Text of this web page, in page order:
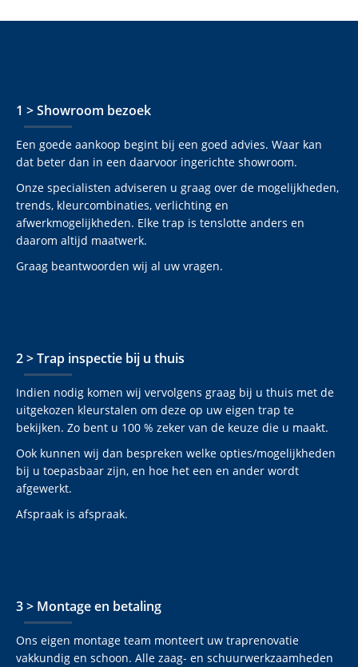
1 > Showroom bezoek
Een goede aankoop begint bij een goed advies. Waar kan
dat beter dan in een daarvoor ingerichte showroom.
Onze specialisten adviseren u graag over de mogelijkheden,
trends, kleurcombinaties, verlichting en
afwerkmogelijkheden. Elke trap is tenslotte anders en
daarom altijd maatwerk.
Graag beantwoorden wij al uw vragen.
2 > Trap inspectie bij u thuis
Indien nodig komen wij vervolgens graag bij u thuis met de
uitgekozen kleurstalen om deze op uw eigen trap te
bekijken. Zo bent u 100 % zeker van de keuze die u maakt.
Ook kunnen wij dan bespreken welke opties/mogelijkheden
bij u toepasbaar zijn, en hoe het een en ander wordt
afgewerkt.
Afspraak is afspraak.
3 > Montage en betaling
Ons eigen montage team monteert uw traprenovatie
vakkundig en schoon. Alle zaag- en schuurwerkzaamheden